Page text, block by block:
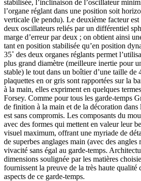
stabilisée, l’inclinaison de l’oscillateur
l’organe réglant dans une position soit
verticale (le pendu). Le deuxième facteur est
deux oscillateurs reliés par un différentiel
marge d’erreur par deux ; on obtient ainsi
tant en position stabilisée qu’en position
35˚ des deux organes réglants permet
plus grand diamètre (meilleure inertie pour
stable) le tout dans un boîtier d’une taille de
plaquettes en or gris sont rapportées sur la
à la main, elles expriment en quelques
Forsey. Comme pour tous les garde‐temps
de finition à la main et de la décoration
est sans compromis. Les composants du
avec des formes qui mettent en valeur leur
visuel maximum, offrant une myriade de
de superbes anglages main (avec des angles
vivacité sans égal au garde‐temps.
dimensions soulignée par les matières
fournissent la preuve de la très haute qualité
aspects de ce garde‐temps.